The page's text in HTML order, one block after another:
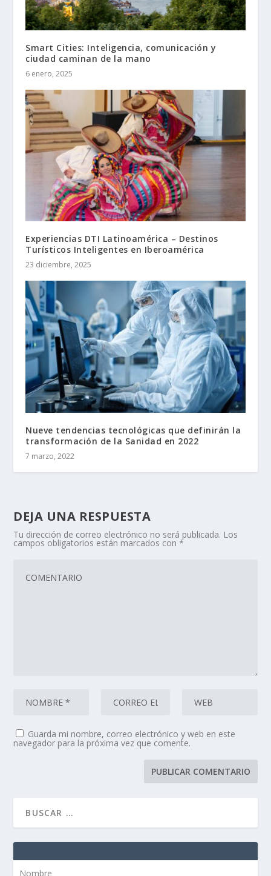
Smart Cities: Inteligencia, comunicación y
ciudad caminan de la mano
6 enero, 2025
Experiencias DTI Latinoamérica – Destinos
Turísticos Inteligentes en Iberoamérica
23 diciembre, 2025
Nueve tendencias tecnológicas que definirán la
transformación de la Sanidad en 2022
7 marzo, 2022
DEJA UNA RESPUESTA
Tu dirección de correo electrónico no será publicada. Los
campos obligatorios están marcados con*
Guarda mi nombre, correo electrónico y web en este
navegador para la próxima vez que comente.
Nombre